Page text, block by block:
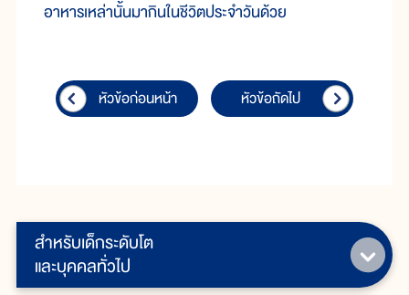
สำหรับเด็กระดับโต
และบุคคลทั่วไป
อาหารเหล่านั้นมากินในชีวิตประจำวันด้วย
หัวข้อก่อนหน้า หัวข้อถัดไป